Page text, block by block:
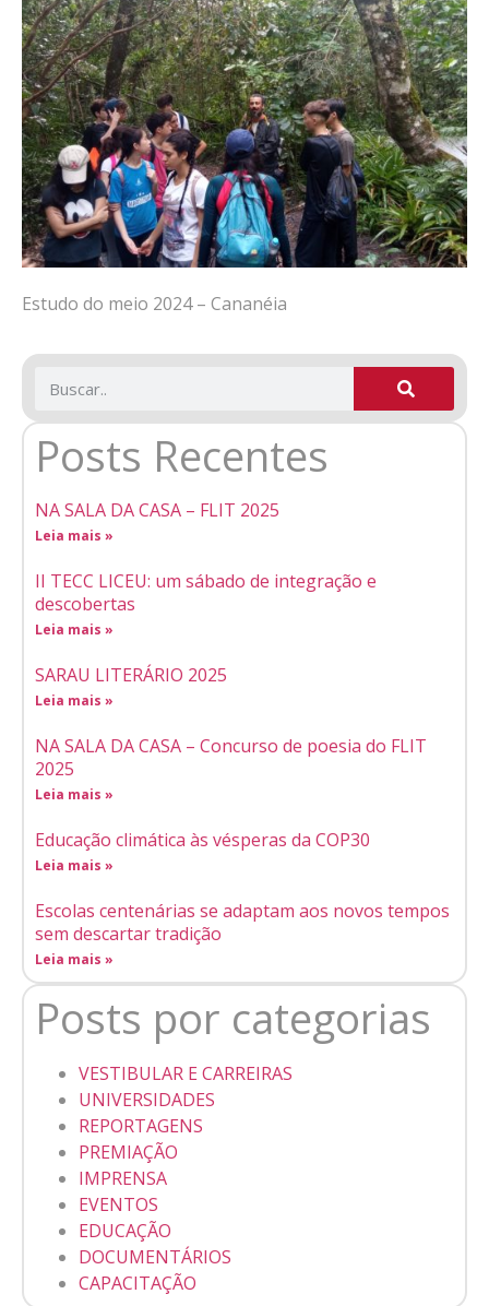
Estudo do meio 2024 – Cananéia
Posts Recentes
NA SALA DA CASA – FLIT 2025
Leia mais »
II TECC LICEU: um sábado de integração e
descobertas
Leia mais »
SARAU LITERÁRIO 2025
Leia mais »
NA SALA DA CASA – Concurso de poesia do FLIT
2025
Leia mais »
Educação climática às vésperas da COP30
Leia mais »
Escolas centenárias se adaptam aos novos tempos
sem descartar tradição
Leia mais »
Posts por categorias
VESTIBULAR E CARREIRAS
UNIVERSIDADES
REPORTAGENS
PREMIAÇÃO
IMPRENSA
EVENTOS
EDUCAÇÃO
DOCUMENTÁRIOS
CAPACITAÇÃO